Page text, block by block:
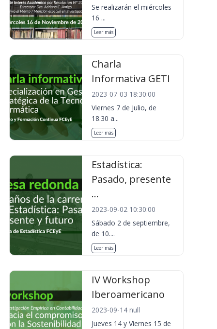
Se realizarán el miércoles
16 ...
Leer más
Charla
Informativa GETI
2023-07-03 18:30:00
Viernes 7 de Julio, de
18.30 a...
Leer más
Estadística:
Pasado, presente
...
2023-09-02 10:30:00
Sábado 2 de septiembre,
de 10....
Leer más
IV Workshop
Iberoamericano
2023-09-14 null
Jueves 14 y Viernes 15 de